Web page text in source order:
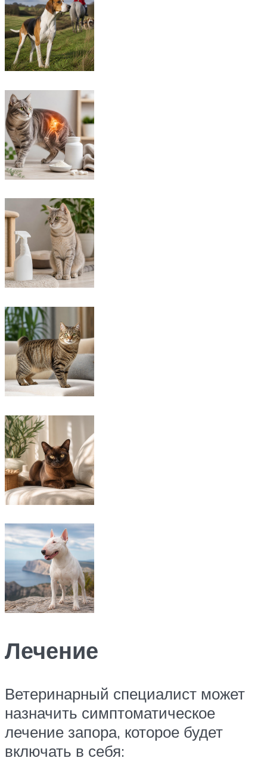
Лечение
Ветеринарный специалист может
назначить симптоматическое
лечение запора, которое будет
включать в себя: